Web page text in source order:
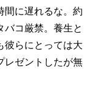
間に遅れるな。約
バコ厳禁。養生と
彼らにとっては大
レゼントしたが無